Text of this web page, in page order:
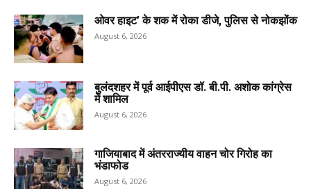
ओवर हाइट’ के शक में रोका डीजे, पुलिस से नोकझोंक
August 6, 2026
बुलंदशहर में पूर्व आईपीएस डॉ. बी.पी. अशोक कांग्रेस
में शामिल
August 6, 2026
गाजियाबाद में अंतरराज्यीय वाहन चोर गिरोह का
भंडाफोड
August 6, 2026